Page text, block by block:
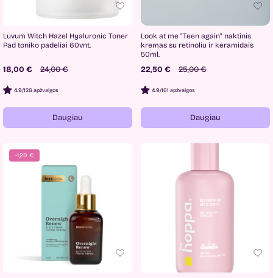
Luvum Witch Hazel Hyaluronic Toner
Pad toniko padeliai 60vnt.
18,00 € 24,00 €
4.9/126 apžvalgos
Daugiau
Look at me "Teen again" naktinis
kremas su retinoliu ir keramidais
50ml.
22,50 € 25,00 €
4.9/161 apžvalgos
Daugiau
-1,20 €